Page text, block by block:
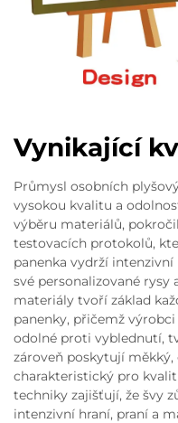
Vynikající
Průmysl osobních
vysokou kvalitu a
výběru materiálů,
testovacích protokolů,
panenka vydrží intenzivní
své personalizované
materiály tvoří základ
panenky, přičemž
odolné proti vyblednutí,
zároveň poskytují
charakteristický pro
techniky zajišťují, že švy
intenzivní hraní, praní a